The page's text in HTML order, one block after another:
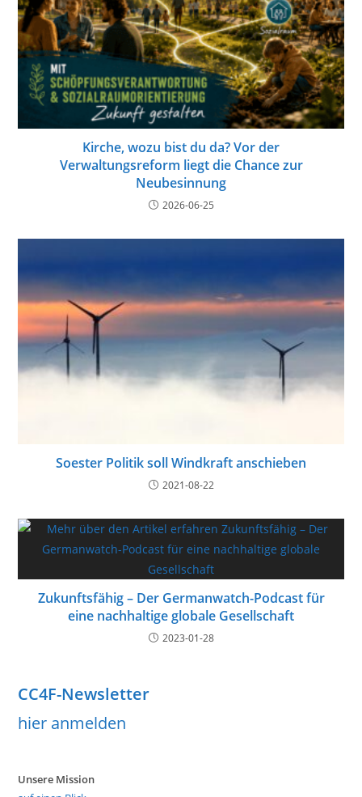
Kirche, wozu bist du da? Vor der
Verwaltungsreform liegt die Chance zur
Neubesinnung
2026-06-25
Soester Politik soll Windkraft anschieben
2021-08-22
Zukunftsfähig – Der Germanwatch-Podcast für
eine nachhaltige globale Gesellschaft
2023-01-28
CC4F-Newsletter
hier anmelden
Unsere Mission